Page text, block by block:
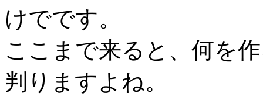
けでです。
ここまで来ると、何を
判りますよね。